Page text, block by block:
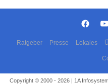
Ratgeber Presse Lokales
Copyright © 2000 - 2026 | 1A